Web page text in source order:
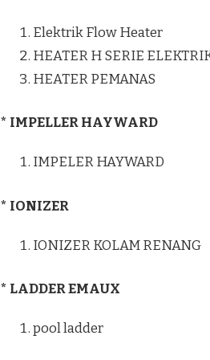
Elektrik Flow Heater
HEATER H SERIE
HEATER PEMANAS
* IMPELLER HAYWARD
IMPELER HAYWARD
* IONIZER
IONIZER KOLAM RENANG
* LADDER EMAUX
pool ladder